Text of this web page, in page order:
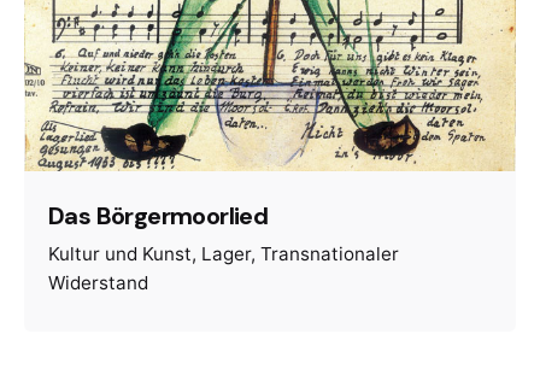
Das Börgermoorlied
Kultur und Kunst Lager Transnationaler
Widerstand